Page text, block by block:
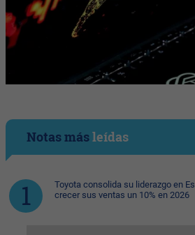
Notas másleídas
Toyota consolida su liderazgo en
crecer sus ventas un 10% en 2026